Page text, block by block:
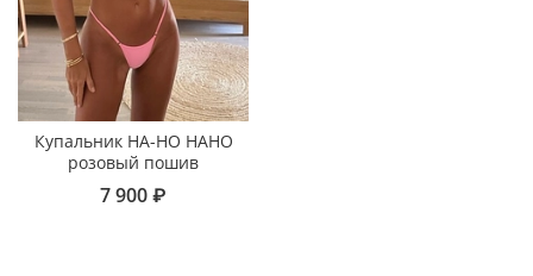
Купальник НА-НО НАНО
розовый пошив
7 900 ₽